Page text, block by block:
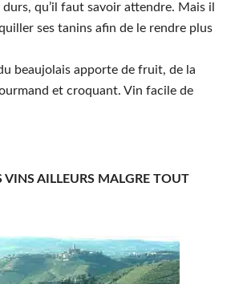
qu’il faut savoir attendre. Mais il
ses tanins afin de le rendre plus
beaujolais apporte de fruit, de la
et croquant. Vin facile de
VINS AILLEURS MALGRE TOUT